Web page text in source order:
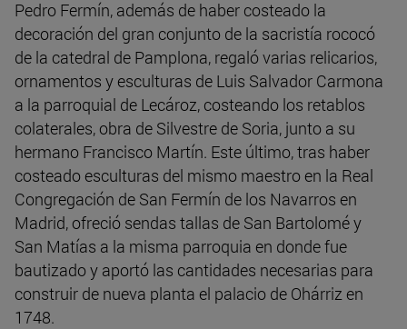
Pedro Fermín, además de haber costeado la
decoración del gran conjunto de la sacristía rococó
de la catedral de Pamplona, regaló varias relicarios,
ornamentos y esculturas de Luis Salvador Carmona
a la parroquial de Lecároz, costeando los retablos
colaterales, obra de Silvestre de Soria, junto a su
hermano Francisco Martín. Este último, tras haber
costeado esculturas del mismo maestro en la Real
Congregación de San Fermín de los Navarros en
Madrid, ofreció sendas tallas de San Bartolomé y
San Matías a la misma parroquia en donde fue
bautizado y aportó las cantidades necesarias para
construir de nueva planta el palacio de Ohárriz en
1748.